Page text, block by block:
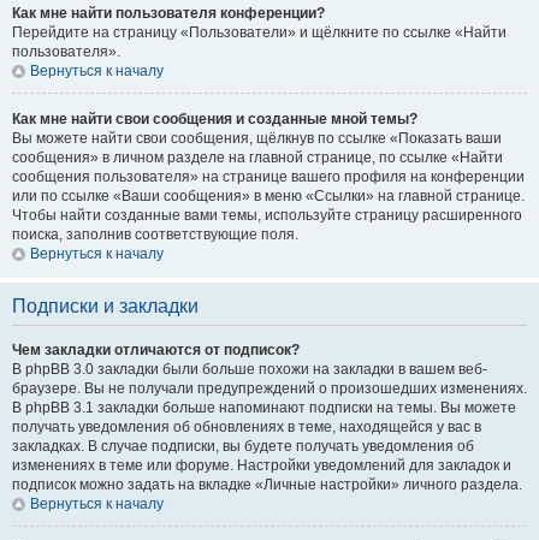
Как мне найти пользователя конференции?
Перейдите на страницу «Пользователи» и щёлкните по ссылке «Найти
пользователя».
Вернуться к началу
Как мне найти свои сообщения и созданные мной темы?
Вы можете найти свои сообщения, щёлкнув по ссылке «Показать ваши
сообщения» в личном разделе на главной странице, по ссылке «Найти
сообщения пользователя» на странице вашего профиля на конференции
или по ссылке «Ваши сообщения» в меню «Ссылки» на главной странице.
Чтобы найти созданные вами темы, используйте страницу расширенного
поиска, заполнив соответствующие поля.
Вернуться к началу
Подписки и закладки
Чем закладки отличаются от подписок?
В phpBB 3.0 закладки были больше похожи на закладки в вашем веб-
браузере. Вы не получали предупреждений о произошедших изменениях.
В phpBB 3.1 закладки больше напоминают подписки на темы. Вы можете
получать уведомления об обновлениях в теме, находящейся у вас в
закладках. В случае подписки, вы будете получать уведомления об
изменениях в теме или форуме. Настройки уведомлений для закладок и
подписок можно задать на вкладке «Личные настройки» личного раздела.
Вернуться к началу